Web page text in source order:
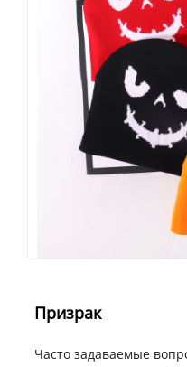
Призрак
Часто задаваемые